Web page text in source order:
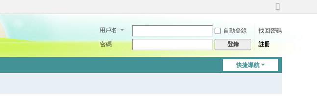
切
到
用戶名 自動登錄
找回密碼
密碼
登錄 註冊
快捷導航